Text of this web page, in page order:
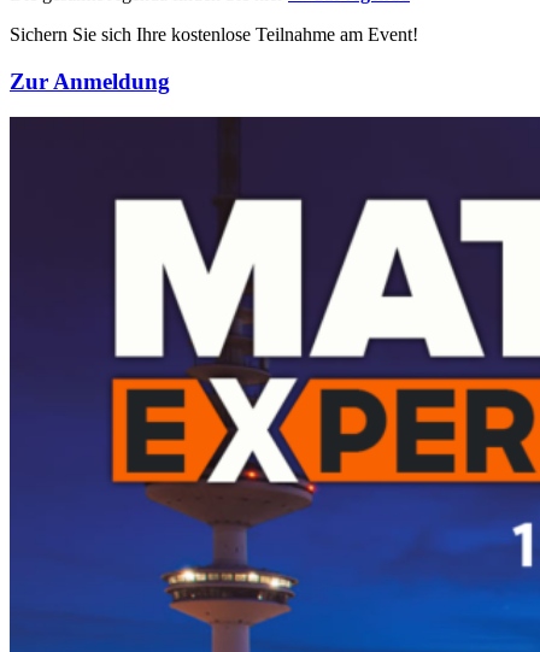
Sichern Sie sich Ihre kostenlose Teilnahme am Event!
Zur Anmeldung